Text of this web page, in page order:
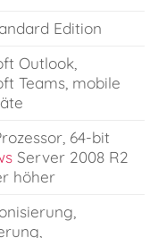
Edition
Outlook,
Teams, mobile
64-bit
Server 2008 R2
höher